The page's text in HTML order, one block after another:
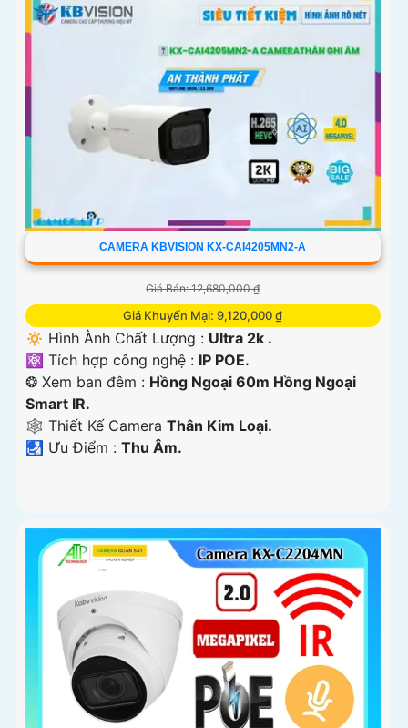
CAMERA KBVISION KX-CAI4205MN2-A
Giá Bán: 12,680,000 ₫
Giá Khuyến Mại: 9,120,000 ₫
🔅 Hình Ành Chất Lượng : Ultra 2k .
⚛️ Tích hợp công nghệ : IP POE.
❂ Xem ban đêm : Hồng Ngoại 60m Hồng Ngoại
Smart IR.
🕸️ Thiết Kế Camera Thân Kim Loại.
️🛃 Ưu Điểm : Thu Âm.